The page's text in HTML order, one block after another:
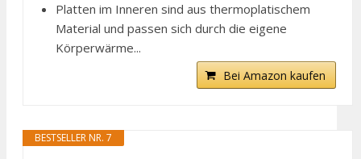
Platten im Inneren sind aus thermoplatischem
Material und passen sich durch die eigene
Körperwärme...
Bei Amazon kaufen
BESTSELLER NR. 7